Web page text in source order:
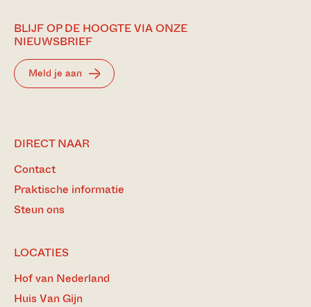
BLIJF OP DE HOOGTE VIA ONZE
NIEUWSBRIEF
Meld je aan
DIRECT NAAR
Contact
Praktische informatie
Steun ons
LOCATIES
Hof van Nederland
Huis Van Gijn